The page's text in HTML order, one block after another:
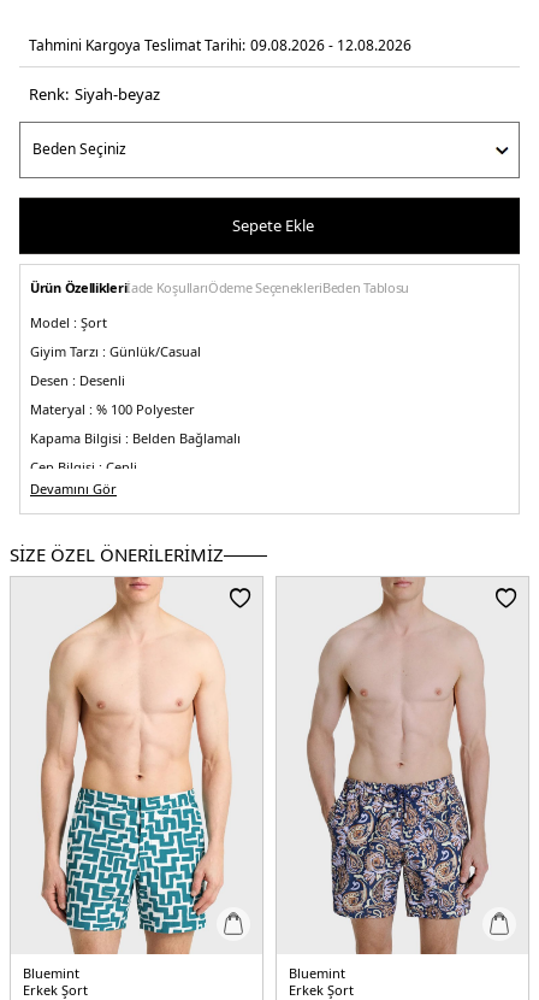
Tahmini Kargoya Teslimat Tarihi: 09.08.2026 - 12.08.2026
Renk: si̇yah-beyaz
Sepete Ekle
Ürün Özellikleriİade KoşullarıÖdeme SeçenekleriBeden Tablosu
Model : Şort
Giyim Tarzı : Günlük/Casual
Desen : Desenli
Materyal : % 100 Polyester
Kapama Bilgisi : Belden Bağlamalı
Cep Bilgisi : Cepli
Kalıp Bilgisi :Regular Fit, Normal Bel
Üretim Yeri :Türkiye
5DY1BM25003011MS1139.389
Devamını Gör
SİZE ÖZEL ÖNERİLERİMİZ
Bluemint
Erkek Şort
Bluemint
Erkek Şort